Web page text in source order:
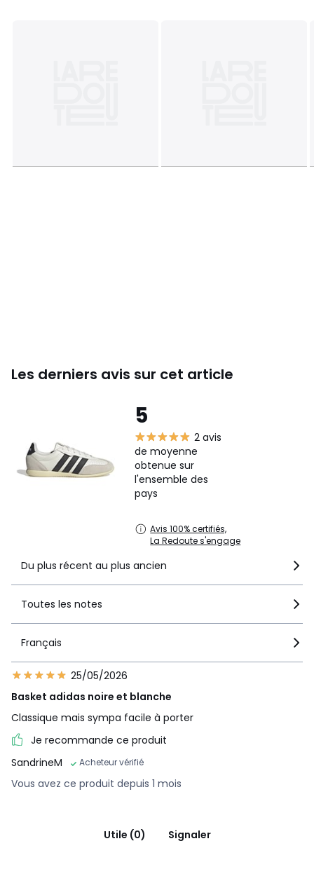
Les derniers avis sur cet article
5
2 avis
de moyenne
obtenue sur
l'ensemble des
pays
Avis 100% certifiés,
La Redoute s'engage
Du plus récent au plus ancien
Toutes les notes
Français
25/05/2026
Basket adidas noire et blanche
Classique mais sympa facile à porter
Je recommande ce produit
SandrineM
Acheteur vérifié
Vous avez ce produit depuis 1 mois
Utile (0) Signaler